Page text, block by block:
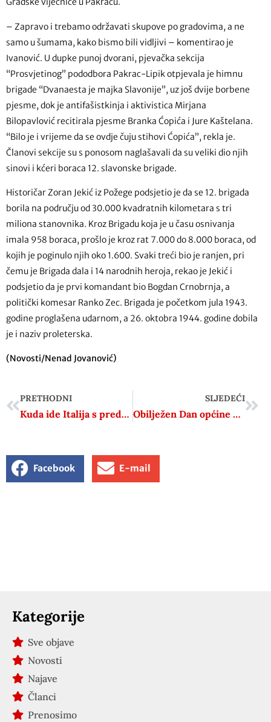
– Zapravo i trebamo održavati skupove po gradovima, a ne
samo u šumama, kako bismo bili vidljivi – komentirao je
Ivanović. U dupke punoj dvorani, pjevačka sekcija
“Prosvjetinog” pododbora Pakrac-Lipik otpjevala je himnu
brigade “Dvanaesta je majka Slavonije”, uz još dvije borbene
pjesme, dok je antifašistkinja i aktivistica Mirjana
Bilopavlović recitirala pjesme Branka Ćopića i Jure Kaštelana.
“Bilo je i vrijeme da se ovdje čuju stihovi Ćopića”, rekla je.
Članovi sekcije su s ponosom naglašavali da su veliki dio njih
sinovi i kćeri boraca 12. slavonske brigade.
Historičar Zoran Jekić iz Požege podsjetio je da se 12. brigada
borila na području od 30.000 kvadratnih kilometara s tri
miliona stanovnika. Kroz Brigadu koja je u času osnivanja
imala 958 boraca, prošlo je kroz rat 7.000 do 8.000 boraca, od
kojih je poginulo njih oko 1.600. Svaki treći bio je ranjen, pri
čemu je Brigada dala i 14 narodnih heroja, rekao je Jekić i
podsjetio da je prvi komandant bio Bogdan Crnobrnja, a
politički komesar Ranko Zec. Brigada je početkom jula 1943.
godine proglašena udarnom, a 26. oktobra 1944. godine dobila
je i naziv proleterska.
(Novosti/Nenad Jovanović)
PRETHODNI
Kuda ide Italija s predsjednikom senata La Russom i predsjednikom zastupničkog doma Lorenzom Fontanom koji su u službi neprijatelja?
SLJEDEĆI
Obilježen Dan općine Plaški i 79. godišnjica II. zasjedanja ZAVNOH-a
Facebook E-mail
Kategorije
Sve objave
Novosti
Najave
Članci
Prenosimo